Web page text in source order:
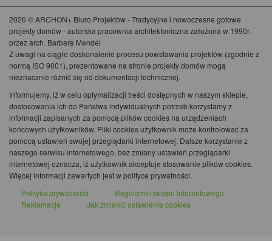
2026 © ARCHON+ Biuro Projektów - Tradycyjne i nowoczesne gotowe
projekty domów - autorska pracownia architektoniczna założona w 1990r.
przez arch. Barbarę Mendel
Z uwagi na ciągłe doskonalenie procesu powstawania projektów (zgodnie z
normą ISO 9001), prezentowane na stronie projekty domów mogą
nieznacznie różnić się od dokumentacji technicznej.
Informujemy, iż w celu optymalizacji treści dostępnych w naszym sklepie,
dostosowania ich do Państwa indywidualnych potrzeb korzystamy z
informacji zapisanych za pomocą plików cookies na urządzeniach
końcowych użytkowników. Pliki cookies użytkownik może kontrolować za
pomocą ustawień swojej przeglądarki internetowej. Dalsze korzystanie z
naszego serwisu internetowego, bez zmiany ustawień przeglądarki
internetowej oznacza, iż użytkownik akceptuje stosowanie plików cookies.
Więcej informacji zawartych jest w polityce prywatności.
Polityka prywatności
Regulamin sklepu internetowego
Reklamacje
Jak zmienić ustawienia cookies